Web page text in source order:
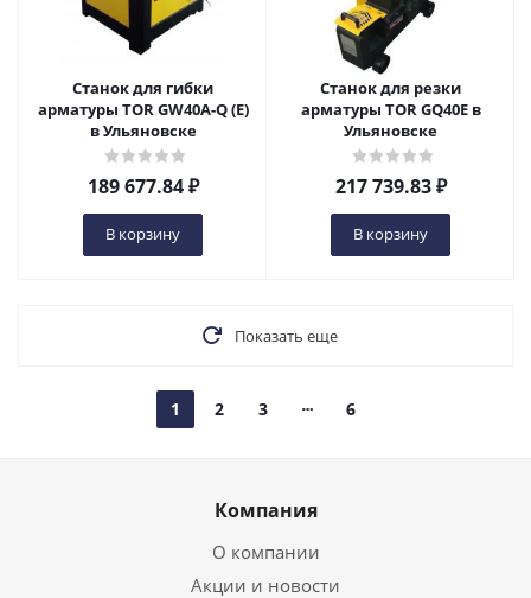
Станок для гибки
арматуры TOR GW40A-Q (E)
в Ульяновске
189 677.84₽
В корзину
Станок для резки
арматуры TOR GQ40E в
Ульяновске
217 739.83₽
В корзину
Показать еще
1 2 3 6
Компания
О компании
Акции и новости